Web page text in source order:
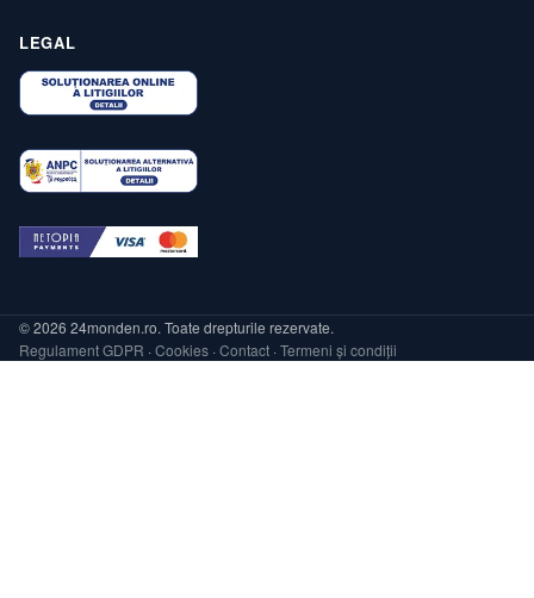
LEGAL
© 2026 24monden.ro. Toate drepturile rezervate.
Regulament GDPR ·Cookies ·Contact ·Termeni și condiții